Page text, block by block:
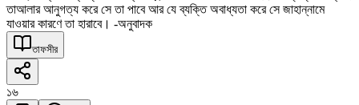
তাআলার আনুগত্য করে সে তা পাবে আর যে ব্যক্তি অবাধ্যতা করে সে জাহান্নামে
যাওয়ার কারণে তা হারাবে। -অনুবাদক
তাফসীর
১৬